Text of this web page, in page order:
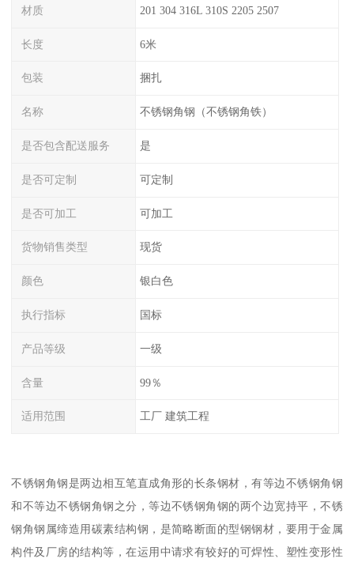
材质 201 304 316L 310S 2205 2507
长度 6米
包装 捆扎
名称 不锈钢角钢（不锈钢角铁）
是否包含配送服务 是
是否可定制 可定制
是否可加工 可加工
货物销售类型 现货
颜色 银白色
执行指标 国标
产品等级 一级
含量 99％
适用范围 工厂 建筑工程
不锈钢角钢是两边相互笔直成角形的长条钢材，有等边不锈钢角钢
和不等边不锈钢角钢之分，等边不锈钢角钢的两个边宽持平，不锈
钢角钢属缔造用碳素结构钢，是简略断面的型钢钢材，要用于金属
构件及厂房的结构等，在运用中请求有较好的可焊性、塑性变形性